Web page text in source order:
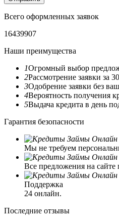
Всего оформленных заявок
16439907
Наши преимущества
1Огромный выбор
2Рассмотрение заявки за
3Одобрение заявки без
4Вероятность получения
5Выдача кредита в день
Гарантия безопасности
Мы не требуем
Все предложения на сайте
Поддержка
24 онлайн.
Последние отзывы